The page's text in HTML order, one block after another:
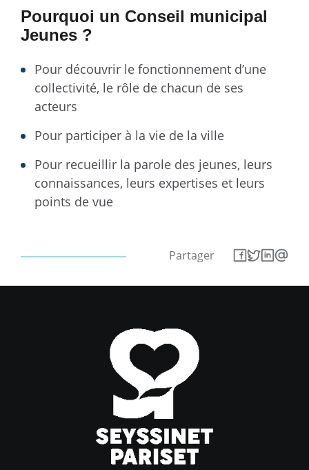
Pourquoi un Conseil municipal
Jeunes ?
Pour découvrir le fonctionnement d’une
collectivité, le rôle de chacun de ses
acteurs
Pour participer à la vie de la ville
Pour recueillir la parole des jeunes, leurs
connaissances, leurs expertises et leurs
points de vue
Partager